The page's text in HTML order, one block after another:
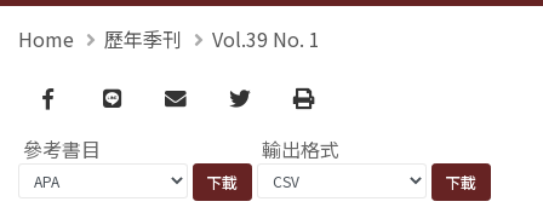
Home 歷年季刊 Vol.39 No. 1
Facebook
line email TwitterPrint
參考書目 輸出格式